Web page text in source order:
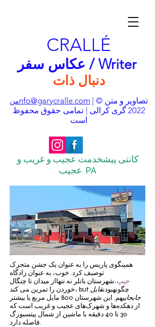
CRALLÉ
عکاس سفر / Writer
دنبال ذات
منnfo@garycralle.com
2022 گری کرالی | تمامی حقوق محفوظ
است
کانتی پیشخدمت عجیب و غریب و
عجیب PA
همینگوی پاریس را به عنوان یک جشن متحرک
توصیف کرد. خوب، به عنوان زادگاه
جیپ،شهرستان باتلر نه تنهااز میدان تا چنگال
خوردن را تمرین می کند، but
چگونهبودنقابل
جابجایی
هم. این شهرستان 800 مایل مربع یا بیشتر
از دهکده‌ها و شهرک‌های عجیب و غریب است که
30 تا 40 دقیقه با ماشین از شمال پیتسبورگ
فاصله دارد.